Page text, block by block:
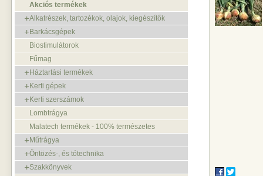
Akciós termékek
Alkatrészek, tartozékok, olajok, kiegészítők
Barkácsgépek
Biostimulátorok
Fűmag
Háztartási termékek
Kerti gépek
Kerti szerszámok
Lombtrágya
Malatech termékek - 100% természetes
Műtrágya
Öntözés-, és tótechnika
Szakkönyvek